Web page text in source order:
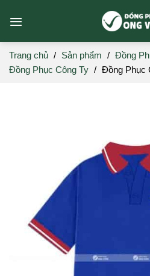
Trang chủ / Sản phẩm / Đồng
Đồng Phục Công Ty / Đồng Phục